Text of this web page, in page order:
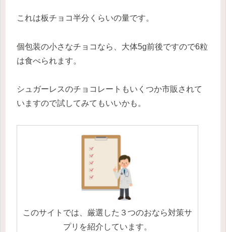
これは板チョコ半分くらいの量です。
個包装の小さなチョコなら、大体5g前後ですので6粒
は食べられます。
シュガーレスのチョコレートもいくつか市販されて
いますので試してみてもいいかも。
このサイトでは、厳選した３つのおなら対策サ
プリを紹介しています。